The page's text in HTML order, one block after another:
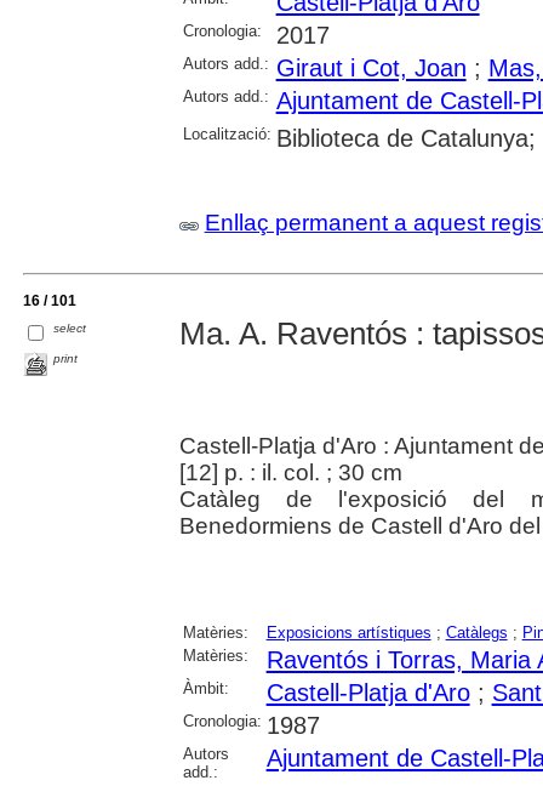
Cronologia: 2017
Autors add.: Giraut i Cot, Joan ;
Autors add.: Ajuntament de Castell-
Localització: Biblioteca de
Enllaç permanent a aquest
16 / 101
select
print
Ma. A. Raventós :
Castell-Platja d'Aro : Ajuntament
[12] p. : il. col. ; 30 cm
Catàleg de l'exposició del
Benedormiens de Castell d'Aro
Matèries: Exposicions artístiques ; Catàlegs ;
Matèries:
Raventós i Torras, Maria
Àmbit: Castell-Platja d'Aro;
Cronologia: 1987
Autors
add.:
Ajuntament de Castell-